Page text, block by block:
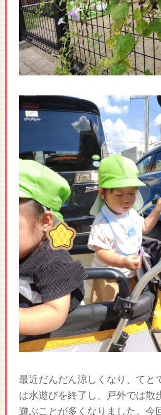
最近だんだん涼しくなり、てと
は水遊びを終了し、戸外では散
遊ぶことが多くなりました。今